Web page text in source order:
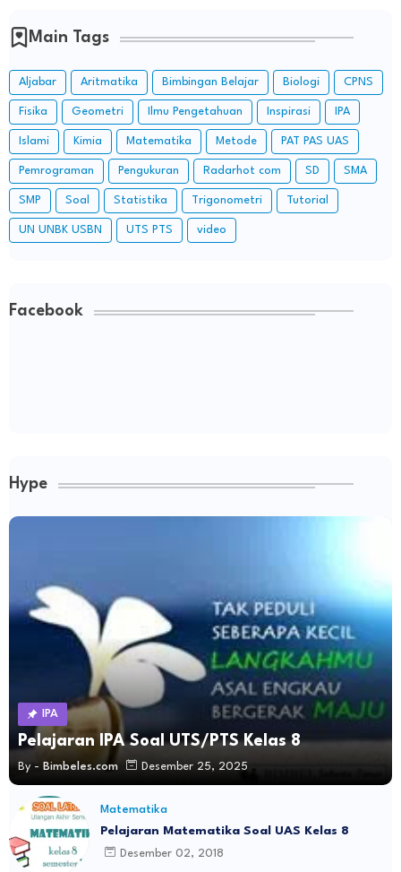
Main Tags
Aljabar Aritmatika Bimbingan Belajar Biologi CPNS
Fisika Geometri Ilmu Pengetahuan Inspirasi IPA
Islami Kimia Matematika Metode PAT PAS UAS
Pemrograman Pengukuran Radarhot com SD SMA
SMP Soal Statistika Trigonometri Tutorial
UN UNBK USBN UTS PTS video
Facebook
Hype
IPA
Pelajaran IPA Soal UTS/PTS Kelas 8
By - Bimbeles.com Desember 25, 2025
Matematika
Pelajaran Matematika Soal UAS Kelas 8
Desember 02, 2018